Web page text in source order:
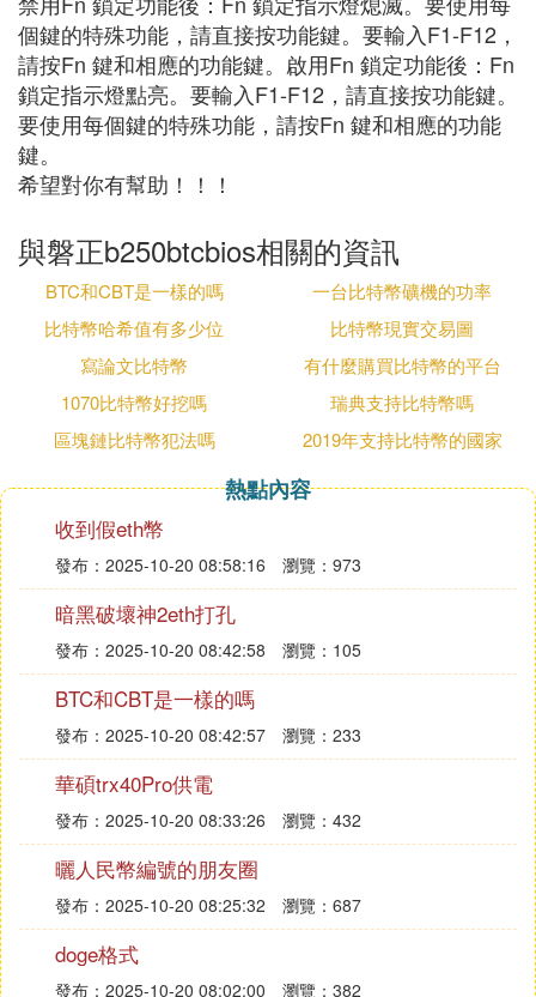
個鍵的特殊功能，請直接按功能鍵。要輸入F1-F12，
請按Fn 鍵和相應的功能鍵。啟用Fn 鎖定功能後：Fn
鎖定指示燈點亮。要輸入F1-F12，請直接按功能鍵。
要使用每個鍵的特殊功能，請按Fn 鍵和相應的功能
鍵。
希望對你有幫助！！！
與磐正b250btcbios相關的資訊
BTC和CBT是一樣的嗎
一台比特幣礦機的功率
比特幣哈希值有多少位
比特幣現實交易圖
寫論文比特幣
有什麼購買比特幣的平台
1070比特幣好挖嗎
瑞典支持比特幣嗎
區塊鏈比特幣犯法嗎
2019年支持比特幣的國家
熱點內容
收到假eth幣
發布：2025-10-20 08:58:16 瀏覽：973
暗黑破壞神2eth打孔
發布：2025-10-20 08:42:58 瀏覽：105
BTC和CBT是一樣的嗎
發布：2025-10-20 08:42:57 瀏覽：233
華碩trx40Pro供電
發布：2025-10-20 08:33:26 瀏覽：432
曬人民幣編號的朋友圈
發布：2025-10-20 08:25:32 瀏覽：687
doge格式
發布：2025-10-20 08:02:00 瀏覽：382